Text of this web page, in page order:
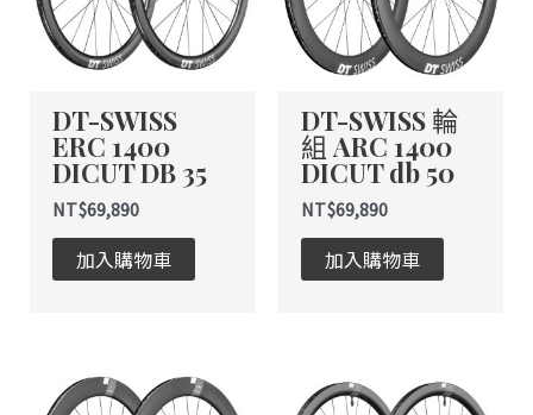
DT-SWISS
ERC 1400
DICUT DB 35
NT$69,890
加入購物車
DT-SWISS 輪
組 ARC 1400
DICUT db 50
NT$69,890
加入購物車